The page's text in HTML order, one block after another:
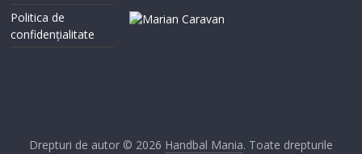
Politica de
confidențialitate
Drepturi de autor © 2026 Handbal Mania. Toate drepturile